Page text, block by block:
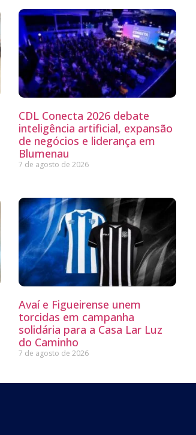
CDL Conecta 2026 debate
inteligência artificial, expansão
de negócios e liderança em
Blumenau
7 de agosto de 2026
Avaí e Figueirense unem
torcidas em campanha
solidária para a Casa Lar Luz
do Caminho
7 de agosto de 2026